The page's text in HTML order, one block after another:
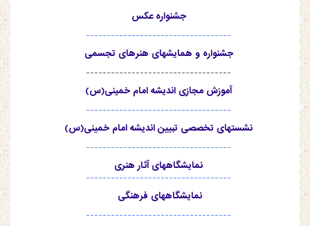
جشنواره عکس
-----------------------------------
جشنواره و همایشهای هنرهای تجسمی
-----------------------------------
آموزش مجازی اندیشه امام خمینی(س)
-----------------------------------
نشستهای تخصصی تبیین اندیشه امام خمینی(س)
-----------------------------------
نمایشگاههای آثار هنری
-----------------------------------
نمایشگاههای فرهنگی
-----------------------------------